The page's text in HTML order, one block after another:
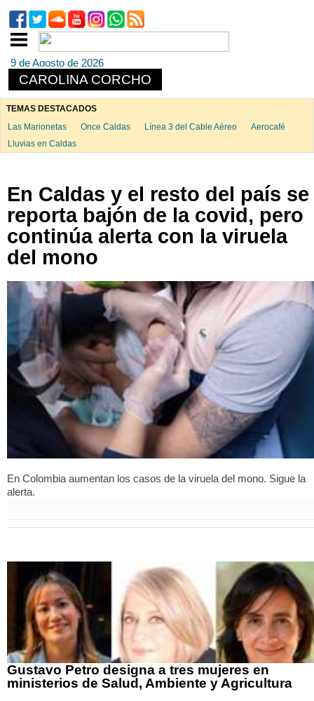
9 de Agosto de 2026
CAROLINA CORCHO
TEMAS DESTACADOS
Las Marionetas
Once Caldas Línea 3 del Cable Aéreo
Aerocafé
Lluvias en Caldas
En Caldas y el resto del país se
reporta bajón de la covid, pero
continúa alerta con la viruela
del mono
En Colombia aumentan los casos de la viruela del mono. Sigue la
alerta.
Gustavo Petro designa a tres mujeres en
ministerios de Salud, Ambiente y Agricultura